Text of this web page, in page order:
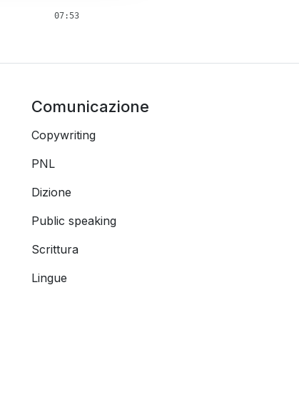
07:53
Comunicazione
Copywriting
PNL
Dizione
Public speaking
Scrittura
Lingue